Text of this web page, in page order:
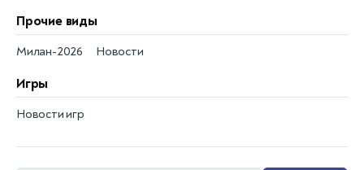
Прочие виды
Новости
Милан-2026
Игры
Новости игр